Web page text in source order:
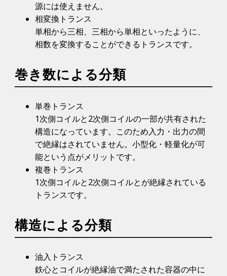
源には使えません。
相変換トランス
単相から三相、三相から単相といったように、
相数を変換することができるトランスです。
巻き数による分類
単巻トランス
1次側コイルと2次側コイルの一部が共有された
構造になっています。このため入力・出力の間
で絶縁はされていません。小型化・軽量化が可
能という点がメリットです。
複巻トランス
1次側コイルと2次側コイルとが絶縁されている
トランスです。
構造による分類
油入トランス
鉄心とコイルが絶縁油で満たされた容器の中に